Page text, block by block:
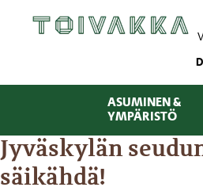
ASUMINEN &
YMPÄRISTÖ
Jyväskylän
säikähdä!